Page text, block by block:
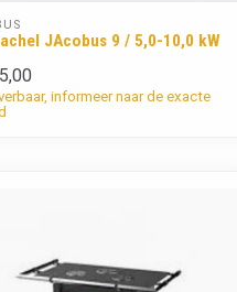
JAcobus 9 / 5,0-10,0 kW
informeer naar de exacte